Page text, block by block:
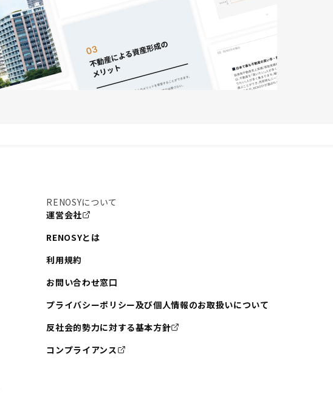
RENOSYについて
運営会社
RENOSYとは
利用規約
お問い合わせ窓口
プライバシーポリシー及び個人情報のお取扱いについて
反社会的勢力に対する基本方針
コンプライアンス